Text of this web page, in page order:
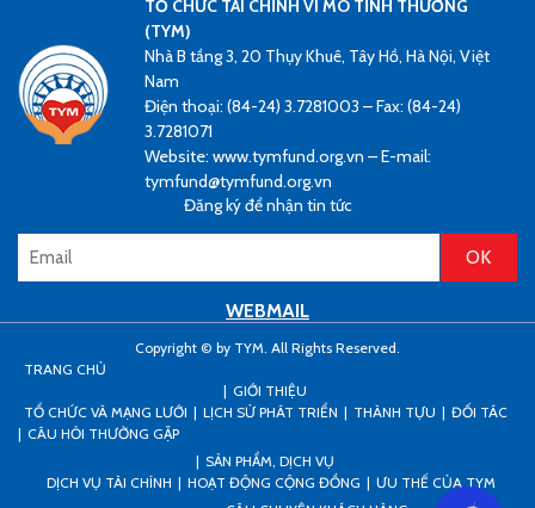
TỔ CHỨC TÀI CHÍNH VI MÔ TÌNH THƯƠNG
(TYM)
Nhà B tầng 3, 20 Thụy Khuê, Tây Hồ, Hà Nội, Việt
Nam
Điện thoại: (84-24) 3.7281003 – Fax: (84-24)
3.7281071
Website: www.tymfund.org.vn – E-mail:
tymfund@tymfund.org.vn
Đăng ký để nhận tin tức
WEBMAIL
Copyright © by TYM. All Rights Reserved.
TRANG CHỦ
GIỚI THIỆU
TỔ CHỨC VÀ MẠNG LƯỚI
LỊCH SỬ PHÁT TRIỂN THÀNH TỰU
ĐỐI TÁC
CÂU HỎI THƯỜNG GẶP
SẢN PHẨM, DỊCH VỤ
DỊCH VỤ TÀI CHÍNH
HOẠT ĐỘNG CỘNG ĐỒNG
ƯU THẾ CỦA TYM